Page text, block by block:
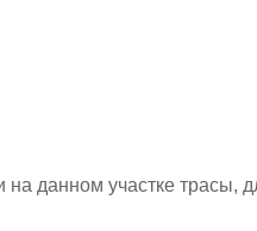
данном участке трасы,